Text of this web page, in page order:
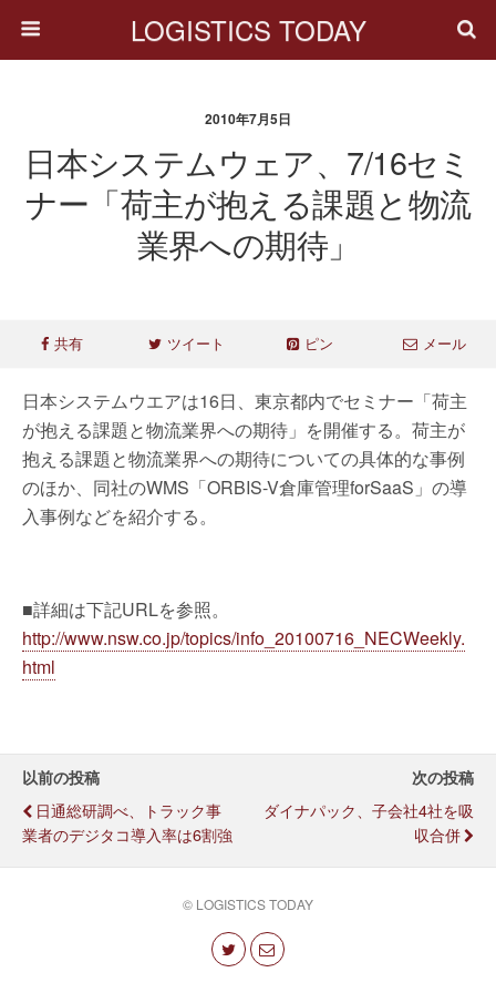
LOGISTICS TODAY
2010年7月5日
日本システムウェア、7/16セミ
ナー「荷主が抱える課題と物流
業界への期待」
共有 ツイート ピン メール
日本システムウエアは16日、東京都内でセミナー「荷主
が抱える課題と物流業界への期待」を開催する。荷主が
抱える課題と物流業界への期待についての具体的な事例
のほか、同社のWMS「ORBIS-V倉庫管理forSaaS」の導
入事例などを紹介する。
■詳細は下記URLを参照。
http://www.nsw.co.jp/topics/info_20100716_NECWeekly.
html
以前の投稿
日通総研調べ、トラック事
業者のデジタコ導入率は6割強
次の投稿
ダイナパック、子会社4社を吸
収合併
© LOGISTICS TODAY